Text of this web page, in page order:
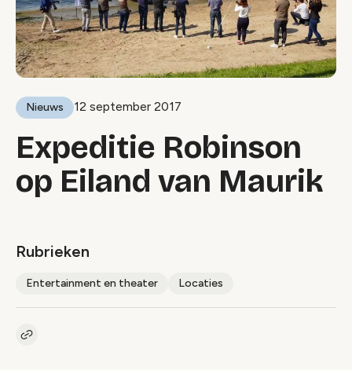
Nieuws 12 september 2017
Expeditie Robinson
op Eiland van Maurik
Rubrieken
Entertainment en theater Locaties
Kopieer link naar artikel